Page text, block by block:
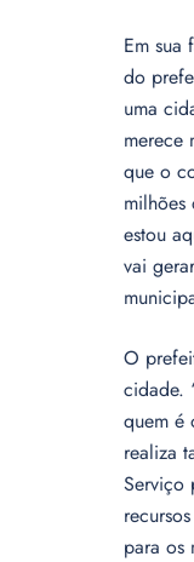
Em sua
do
uma
merece
que o
estou
vai
O
cidade.
quem é
realiza
Serviço
para os